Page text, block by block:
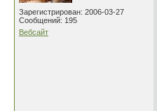
Зарегистрирован: 2006-03-27
Сообщений: 195
Вебсайт